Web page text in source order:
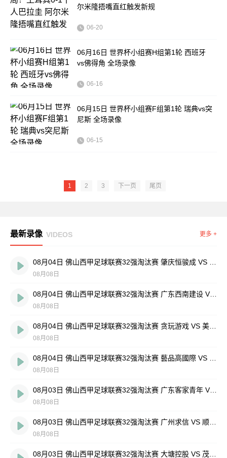
尔米隆捂嘴直红触发新规
06-20
06月16日 世界杯小组赛H组第1轮 西班牙
vs佛得角 全场录像
06-16
06月15日 世界杯小组赛F组第1轮 瑞典vs突
尼斯 全场录像
06-15
1 2 3 下一页 尾页
最新录像 VIDEOS 更多 +
08月08日
08月04日 佛山西甲足球联赛32强淘汰赛 广东西南建设 VS 香港圣徒 全场录像
08月08日
08月08日
08月08日
08月03日 佛山西甲足球联赛32强淘汰赛 广东客家青年 VS 广州英华思力U17 全场录像
08月08日
08月08日